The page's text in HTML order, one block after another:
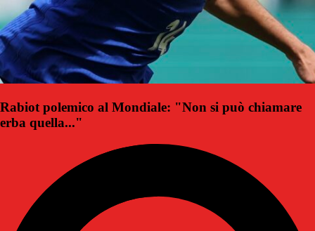
Rabiot polemico al Mondiale: "Non si può chiamare
erba quella..."